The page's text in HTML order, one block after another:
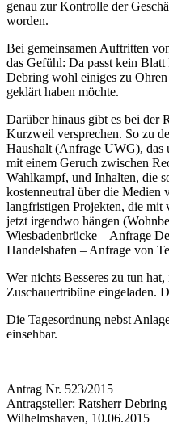
genau zur Kontrolle der
worden.
Bei gemeinsamen Auftritten
das Gefühl: Da passt kein
Debring wohl einiges zu
geklärt haben möchte.
Darüber hinaus gibt es bei der
Kurzweil versprechen. So zu
Haushalt (Anfrage UWG), das
mit einem Geruch zwischen
Wahlkampf, und Inhalten, die
kostenneutral über die Medien
langfristigen Projekten, die mit
jetzt irgendwo hängen
Wiesbadenbrücke – Anfrage
Handelshafen – Anfrage von
Wer nichts Besseres zu tun
Zuschauertribüne eingeladen.
Die Tagesordnung nebst
einsehbar.
Antrag Nr. 523/2015
Antragsteller: Ratsherr
Wilhelmshaven, 10.06.2015